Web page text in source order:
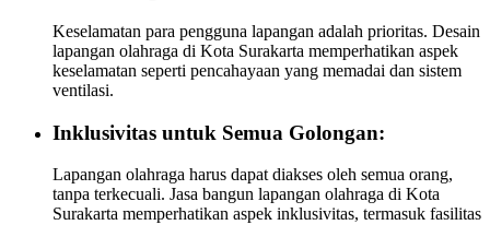
Keselamatan para pengguna lapangan adalah prioritas. Desain
lapangan olahraga di Kota Surakarta memperhatikan aspek
keselamatan seperti pencahayaan yang memadai dan sistem
ventilasi.
Inklusivitas untuk Semua Golongan:
Lapangan olahraga harus dapat diakses oleh semua orang,
tanpa terkecuali. Jasa bangun lapangan olahraga di Kota
Surakarta memperhatikan aspek inklusivitas, termasuk fasilitas